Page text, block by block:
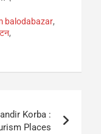
balodabazar,
,
Korba :
Places